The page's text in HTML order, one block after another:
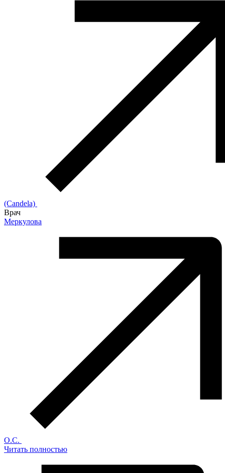
(Candela)
Врач
Меркулова
О.С.
Читать полностью